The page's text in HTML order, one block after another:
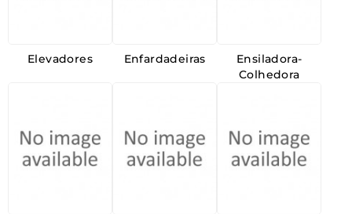
Elevadores Enfardadeiras
Ensiladora-
Colhedora